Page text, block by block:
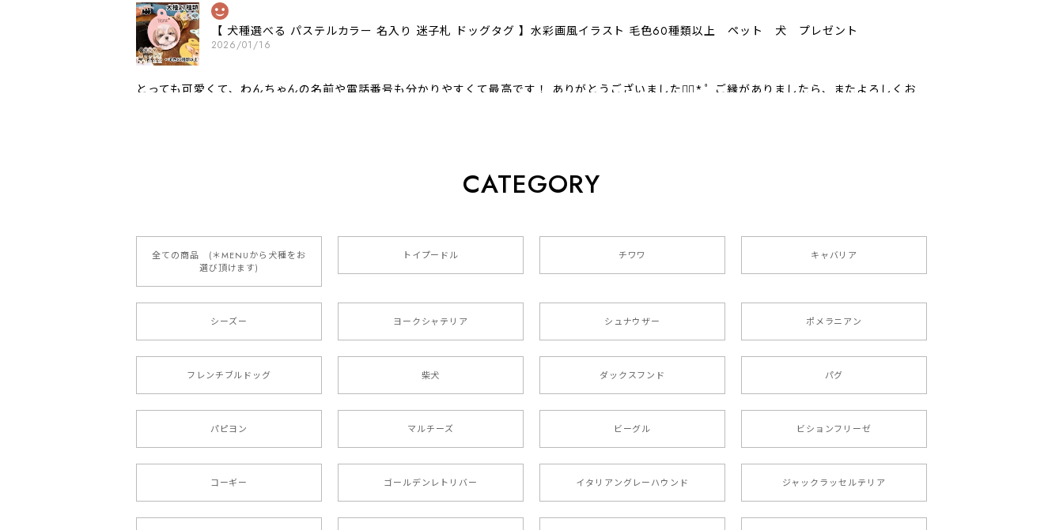
【 犬種選べる パステルカラー 名入り 迷子札 ドッグタグ 】水彩画風イラスト 毛色60種類以上 ペット 犬 プレゼント
2026/01/16
とっても可愛くて、わんちゃんの名前や電話番号も分かりやすくて最高です！ ありがとうございました❁⃘*.ﾟ ご縁がありましたら、またよろしくお
【 自然に囲まれた ダックスフンド 】 キャニスター 保存容器 お家用 プレゼント 犬 ペット うちの子 犬グッズ
【 ボーダーコリー 水彩画風 毛色4色 】 手帳 スマホケース 犬 うちの子 iPhone & Android
2025/05/09
もう叫ぶほど可愛くて最高です。 届いた袋まで可愛かったです。 ご連絡が取りづらい点だけ少し不安になりましたが、商品の素敵さでチャラです。
本当に可愛い。ありがとうございます。
【 キュンです ボーダーコリー 】 手帳 スマホケース 犬 うちの子 プレゼント ペット Android対応
2024/10/28
CATEGORY
全ての商品 (＊MENUから犬種をお
選び頂けます)
トイプードル チワワ キャバリア
シーズー ヨークシャテリア シュナウザー ポメラニアン
フレンチブルドッグ 柴犬 ダックスフンド パグ
パピヨン マルチーズ ビーグル ビションフリーゼ
コーギー ゴールデンレトリバー イタリアングレーハウンド ジャックラッセルテリア